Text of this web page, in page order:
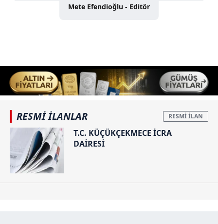
Mete Efendioğlu - Editör
RESMİ İLANLAR
T.C. KÜÇÜKÇEKMECE İCRA
DAİRESİ